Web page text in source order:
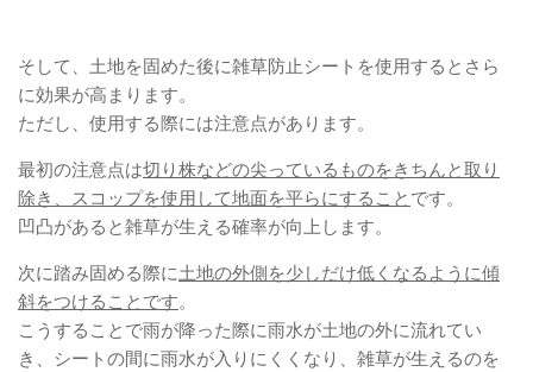
そして、土地を固めた後に雑草防止シートを使用するとさら
に効果が高まります。
ただし、使用する際には注意点があります。
最初の注意点は切り株などの尖っているものをきちんと取り
除き、スコップを使用して地面を平らにすること です。
凹凸があると雑草が生える確率が向上します。
次に踏み固める際に土地の外側を少しだけ低くなるように傾
斜をつけることです。
こうすることで雨が降った際に雨水が土地の外に流れてい
き、シートの間に雨水が入りにくくなり、雑草が生えるのを